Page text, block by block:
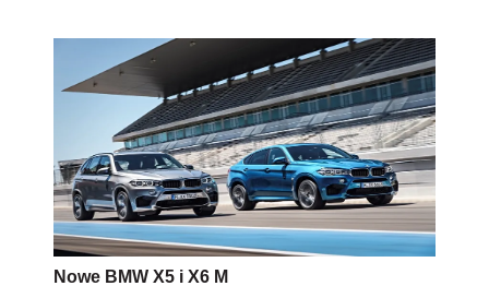
Nowe BMW X5 i X6 M